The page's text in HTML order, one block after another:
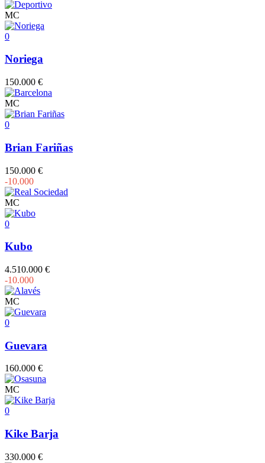
MC
0
Noriega
150.000 €
MC
0
Brian Fariñas
150.000 €
-10.000
MC
0
Kubo
4.510.000 €
-10.000
MC
0
Guevara
160.000 €
MC
0
Kike Barja
330.000 €